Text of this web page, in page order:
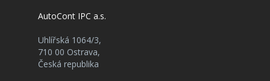
AutoCont IPC a.s.
Uhlířská 1064/3,
710 00 Ostrava,
Česká republika